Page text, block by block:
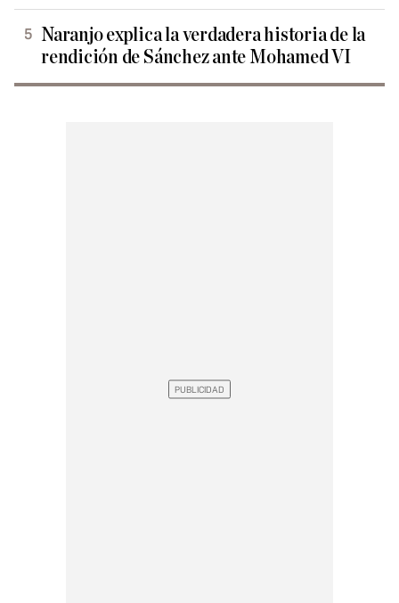
Naranjo explica la verdadera historia de la
rendición de Sánchez ante Mohamed VI